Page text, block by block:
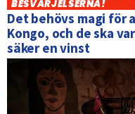
BESVÄRJELSERNA!
Det behövs magi för
Kongo, och de ska
säker en vinst